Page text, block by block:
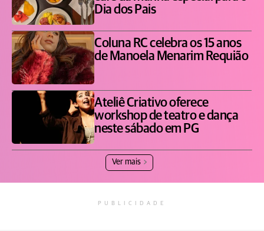
Dia dos Pais
Coluna RC celebra os 15 anos
de Manoela Menarim Requião
Ateliê Criativo oferece
workshop de teatro e dança
neste sábado em PG
Ver mais
PUBLICIDADE